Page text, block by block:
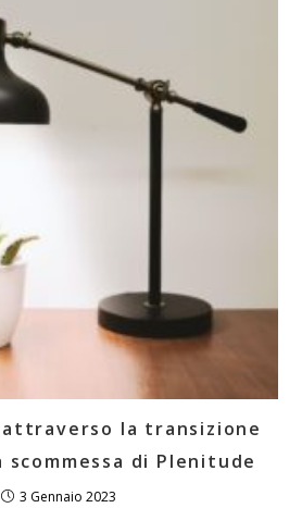
la transizione
di Plenitude
3 Gennaio 2023